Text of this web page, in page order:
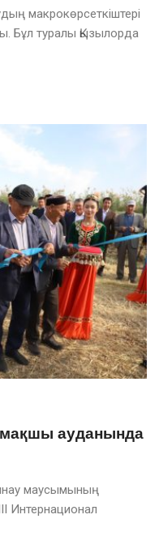
макрокөрсеткіштері
Бұл туралы Қызылорда
ауданында
маусымының
Интернационал